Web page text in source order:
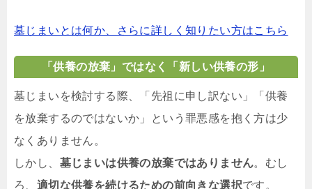
墓じまいとは何か、さらに詳しく知りたい方はこちら
「供養の放棄」ではなく「新しい供養の形」
墓じまいを検討する際、「先祖に申し訳ない」「供養
を放棄するのではないか」という罪悪感を抱く方は少
なくありません。
しかし、 墓じまいは供養の放棄ではありません。むし
ろ、 適切な供養を続けるための前向きな選択です。